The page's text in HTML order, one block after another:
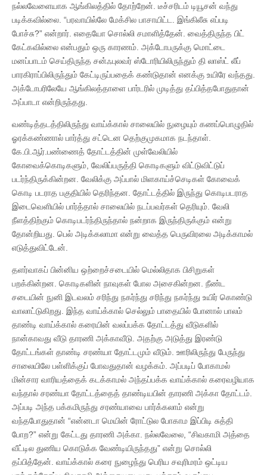
நல்லவேளையாக ஆங்கிலத்தில் தோற்றேன். டீச்சரிடம் டியூசன் வந்து
படிக்கவில்லை. “பரவாயில்லே மேக்சில பாசாயிட்ட. இங்கிலீசு எப்படி
போச்சு?” என்றார். எதையோ சொல்லி சமாளித்தேன். வைத்திருந்த பிட்
கேட்கவில்லை என்பதும் ஒரு காரணம். அக்டோபருக்கு மொட்டை
மனப்பாடம் செய்திருந்த சன்ஃபுலவர் ஸ்டோரியிலிருந்தும் தி லாஸ்ட் லீப்
பாரகிராப்பிலிருந்தும் கேட்டிருப்பதைக் கண்டுதான் எனக்கு உயிரே வந்தது.
அக்டோபரிலேயே ஆங்கிலத்தாளை பார்டரில் முடித்து தப்பித்தபோதுதான்
அப்பாடா என்றிருந்தது.
வண்டித்தடத்திலிருந்து வாய்க்கால் சாலையில் நுழையும் கணப்பொழுதில்
ஓரக்கண்ணால் பார்த்து சட்டென தெற்குமுகமாக நடந்தாள்.
கே.பி.ஆர்.பண்ணைத் தோட்டத்தின் முள்வேலியில்
கோவைக்கொடிகளும், வேலிப்பருத்தி கொடிகளும் விட்டுவிட்டுப்
படர்ந்திருக்கின்றன. வேலிக்கு அப்பால் மிளகாய்ச்செடிகள் கோவைக்
கொடி படராத பகுதியில் தெரிந்தன. தோட்டத்தில் இருந்து கொடிபடராத
இடைவெளியில் பார்த்தால் சாலையில் நடப்பவர்கள் தெரியும். வேலி
நீளத்திற்கும் கொடிபடர்ந்திருந்தால் நன்றாக இருந்திருக்கும் என்று
தோன்றியது. பெல் அடிக்கலாமா என்று வைத்த பெருவிரலை அடிக்காமல்
எடுத்துவிட்டேன்.
தளர்வாகப் பின்னிய ஒற்றைச்சடையில் மெல்லிதாக பிசிறுகள்
பறக்கின்றன. கொடிகளின் நாவுகள் போல அசைகின்றன. நீண்ட
சடையின் நுனி இடவலம் சரிந்து நகர்ந்து சரிந்து நகர்ந்து உயிர் கொண்டு
வாலாட்டுகிறது. இந்த வாய்க்கால் செல்லும் பாதையில் போனால் பாலம்
தாண்டி வாய்க்கால் கரையின் வலப்பக்க தோட்டத்து வீடுகளில்
நான்காவது வீடு தாரணி அக்காவீடு. அதற்கு அடுத்து இரண்டு
தோட்டங்கள் தாண்டி சரண்யா தோட்டமும் வீடும். ஊரிலிருந்து பேருந்து
சாலையிலே பள்ளிக்குப் போவதுதான் வழக்கம். அப்படிப் போகாமல்
மின்சார வாரியத்தைக் கடக்காமல் அந்தப்பக்க வாய்க்கால் கரைவழியாக
வந்தால் சரண்யா தோட்டத்தைத் தாண்டியபின் தாரணி அக்கா தோட்டம்.
அப்படி அந்த பக்கமிருந்து சரண்யாவை பார்க்கலாம் என்று
வந்தபோதுதான் “என்னடா மெயின் ரோட்டுல போகாம இப்பிடி சுத்தி
போற?” என்று கேட்டது தாரணி அக்கா. நல்லவேலை, “சிவகாமி அத்தை
வீட்டில துணிய கொடுக்க வேண்டியிருந்தது” என்று சொல்லி
தப்பித்தேன். வாய்க்கால் கரை நுழைந்து பெரிய சவுரிமரம் ஒட்டிய